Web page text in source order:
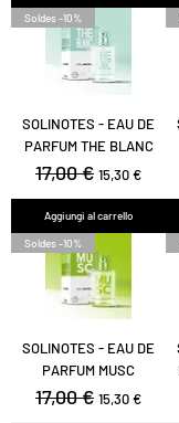
Soldes -10%
SOLINOTES - EAU DE
PARFUM THE BLANC
Prezzo regolare
17,00 € Prezzo
15,30 €
Aggiungi al carrello
Soldes -10%
SOLINOTES - EAU DE
PARFUM MUSC
Prezzo regolare
17,00 € Prezzo
15,30 €